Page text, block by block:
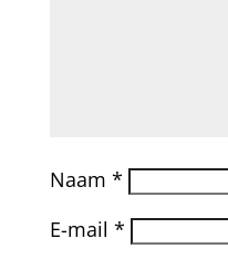
Naam *
E-mail *